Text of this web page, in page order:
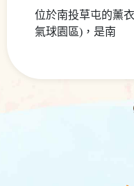
位於南投草屯的薰
氣球園區)，是南